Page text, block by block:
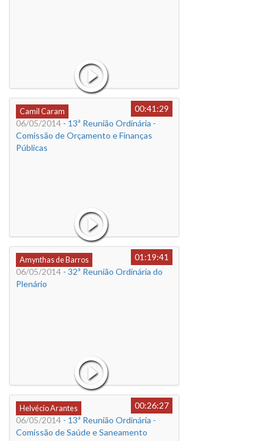
Camil Caram
00:41:29
06/05/2014 - 13ª Reunião Ordinária -
Comissão de Orçamento e Finanças
Públicas
Amynthas de Barros
01:19:41
06/05/2014 - 32ª Reunião Ordinária do
Plenário
Helvécio Arantes
00:26:27
06/05/2014 - 13ª Reunião Ordinária -
Comissão de Saúde e Saneamento